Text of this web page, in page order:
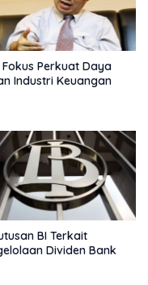
Fokus Perkuat Daya
Industri Keuangan
BI Terkait
Dividen Bank